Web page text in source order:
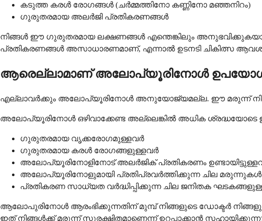
കടുത്ത കരൾ രോഗങ്ങൾ (ചർമ്മത്തിനോ കണ്ണിനോ മഞ്ഞനിറം)
ഗുരുതരമായ അലർജി പ്രതികരണങ്ങൾ
നിങ്ങൾ ഈ ഗുരുതരമായ ലക്ഷണങ്ങൾ എന്തെങ്കിലും
പ്രതികരണങ്ങൾ അസാധാരണമാണ്, എന്നാൽ ഉടനടി ചികിത്സ
ആരെല്ലാമാണ് അലോപ്യൂരിനോൾ
എല്ലാവർക്കും അലോപ്യൂരിനോൾ അനുയോജ്യമല്ല. ഈ മരുന്ന്
അലോപ്യൂരിനോൾ ഒഴിവാക്കേണ്ട അല്ലെങ്കിൽ അധിക
ഗുരുതരമായ വൃക്കരോഗമുള്ളവർ
ഗുരുതരമായ കരൾ രോഗങ്ങളുള്ളവർ
അലോപ്യൂരിനോളിനോട് അലർജിക് പ്രതികരണം
അലോപ്യൂരിനോളുമായി പ്രതിപ്രവർത്തിക്കുന്ന ചില മരുന്നുകൾ
പ്രതികരണ സാധ്യത വർദ്ധിപ്പിക്കുന്ന ചില ജനിതക
ആലോപുരിനോൾ ആരംഭിക്കുന്നതിന് മുമ്പ് നിങ്ങളുടെ ഡോക്ടർ
ഇത് നിങ്ങൾക്ക് മരുന്ന് സുരക്ഷിതമാണെന്ന് ഉറപ്പാക്കാൻ